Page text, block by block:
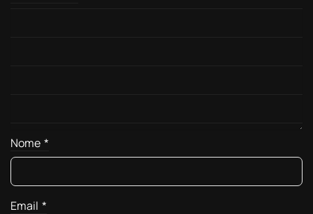
Nome *
Email *